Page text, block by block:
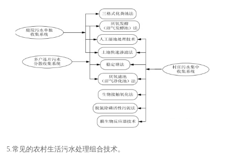
5.常见的农村生活污水处理组合技术。